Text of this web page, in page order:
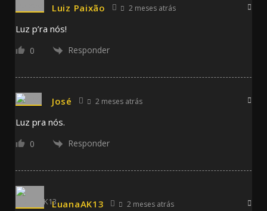
Luiz Paixão 2 meses atrás
Luz p’ra nós!
0 Responder
José 2 meses atrás
Luz pra nós.
0 Responder
LuanaAK13 2 meses atrás